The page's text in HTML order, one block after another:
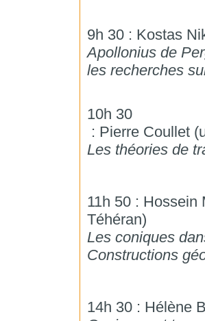
9h 30 : Kostas
Apollonius de
les recherches
10h 30
: Pierre Coullet
Les théories de
11h 50 : Hossein
Téhéran)
Les coniques
Constructions
14h 30 : Hélène